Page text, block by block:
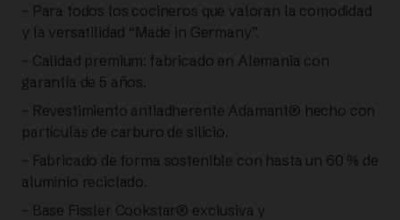
– Para todos los cocineros que valoran la comodidad
y la versatilidad “Made in Germany”.
– Calidad premium: fabricado en Alemania con
garantía de 5 años.
– Revestimiento antiadherente Adamant® hecho con
partículas de carburo de silicio.
– Fabricado de forma sostenible con hasta un 60 % de
aluminio reciclado.
– Base Fissler Cookstar® exclusiva y